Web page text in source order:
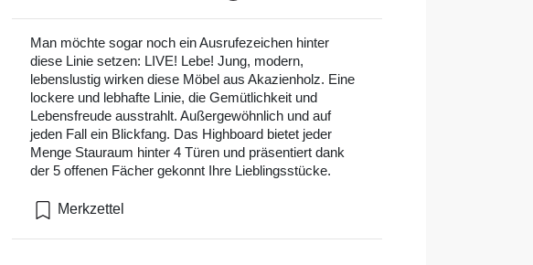
Man möchte sogar noch ein Ausrufezeichen hinter
diese Linie setzen: LIVE! Lebe! Jung, modern,
lebenslustig wirken diese Möbel aus Akazienholz. Eine
lockere und lebhafte Linie, die Gemütlichkeit und
Lebensfreude ausstrahlt. Außergewöhnlich und auf
jeden Fall ein Blickfang. Das Highboard bietet jeder
Menge Stauraum hinter 4 Türen und präsentiert dank
der 5 offenen Fächer gekonnt Ihre Lieblingsstücke.
Merkzettel